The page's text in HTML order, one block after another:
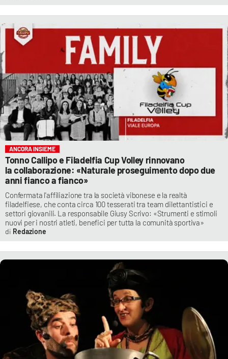
ANCORA INSIEME
Tonno Callipo e Filadelfia Cup Volley rinnovano
la collaborazione: «Naturale proseguimento dopo due
anni fianco a fianco»
Confermata l'affiliazione tra la società vibonese e la realtà
filadelfiese, che conta circa 100 tesserati tra team dilettantistici e
settori giovanili. La responsabile Giusy Scrivo: «Strumenti e stimoli
nuovi per i nostri atleti, benefici per tutta la comunità sportiva»
Redazione